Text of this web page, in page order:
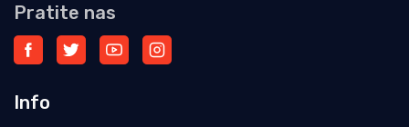
Pratite nas
Info